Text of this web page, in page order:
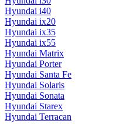
Hyundai i40
Hyundai ix20
Hyundai ix35
Hyundai ix55
Hyundai Matrix
Hyundai Porter
Hyundai Santa Fe
Hyundai Solaris
Hyundai Sonata
Hyundai Starex
Hyundai Terracan